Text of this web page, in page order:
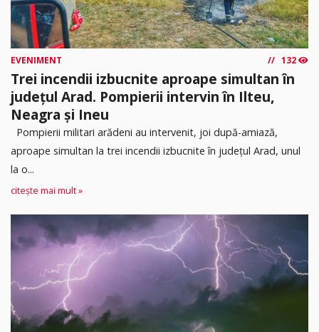
EVENIMENT 132
Trei incendii izbucnite aproape simultan în
județul Arad. Pompierii intervin în Ilteu,
Neagra și Ineu
Pompierii militari arădeni au intervenit, joi după-amiază,
aproape simultan la trei incendii izbucnite în județul Arad, unul
la o...
citește mai mult »